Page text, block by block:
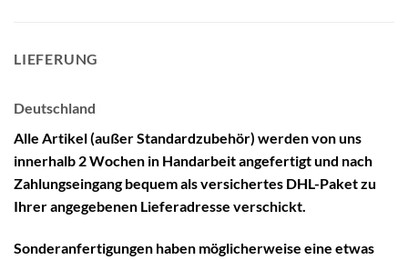
LIEFERUNG
Deutschland
Alle Artikel (außer Standardzubehör) werden von uns
innerhalb 2 Wochen in Handarbeit angefertigt und nach
Zahlungseingang bequem als versichertes DHL-Paket zu
Ihrer angegebenen Lieferadresse verschickt.
Sonderanfertigungen haben möglicherweise eine etwas